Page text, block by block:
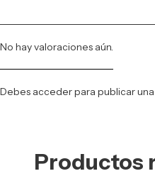
No hay valoraciones aún.
Debes accederpara publicar
Productos